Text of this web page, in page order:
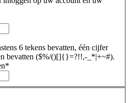
6 tekens bevatten, één cijfer
bevatten ($%/()[]{}=?!!,-_*|+~#).
*